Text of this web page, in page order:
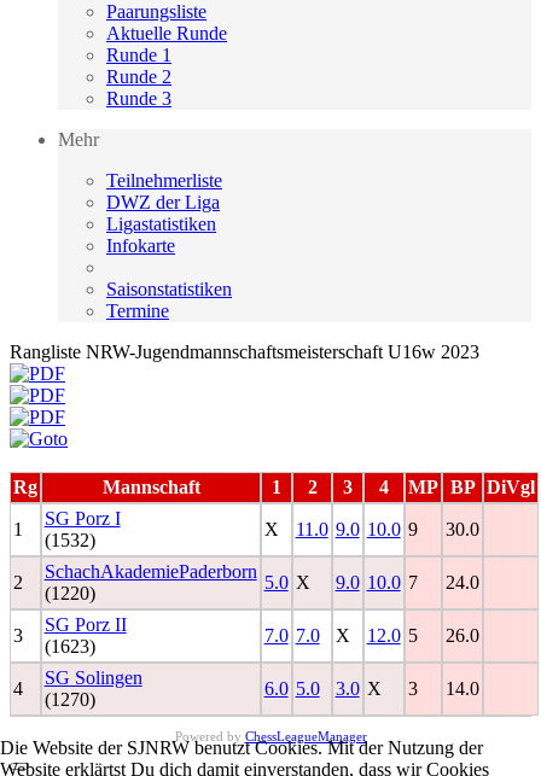
Paarungsliste
Aktuelle Runde
Runde 1
Runde 2
Runde 3
Mehr
Teilnehmerliste
DWZ der Liga
Ligastatistiken
Infokarte
Saisonstatistiken
Termine
Rangliste NRW-Jugendmannschaftsmeisterschaft U16w 2023
Rg Mannschaft 1 2 3 4 MP BP DiVgl
1
SG Porz I
(1532)
X 11.0 9.0 10.0 9 30.0
2
SchachAkademiePaderborn
(1220)
5.0 X 9.0 10.0 7 24.0
3
SG Porz II
(1623)
7.0 7.0 X 12.0 5 26.0
4
SG Solingen
(1270)
6.0 5.0 3.0 X 3 14.0
Powered by ChessLeagueManager
Die Website der SJNRW benutzt Cookies. Mit der Nutzung der
Website erklärtst Du dich damit einverstanden, dass wir Cookies